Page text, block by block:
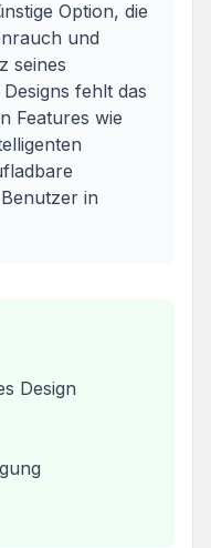
Option, die
und
seines
fehlt das
Features wie
in
Design